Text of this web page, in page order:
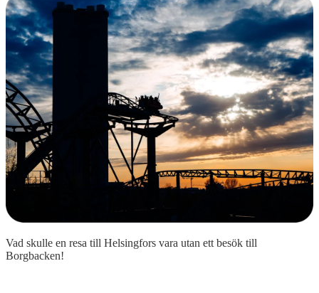
Vad skulle en resa till Helsingfors vara utan ett besök till
Borgbacken!